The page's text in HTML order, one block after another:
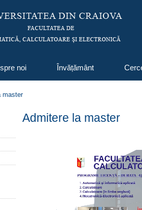
noi Învățământ
master
Admitere la master